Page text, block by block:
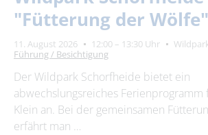
"Fütterung der Wölfe"
11. August 2026 12:00 – 13:30 Uhr
Führung / Besichtigung
Der Wildpark Schorfheide bietet ein
abwechslungsreiches Ferienprogramm
Klein an. Bei der gemeinsamen
erfährt man …